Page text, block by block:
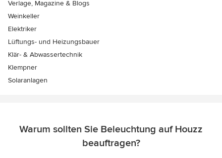
Verlage, Magazine & Blogs
Weinkeller
Elektriker
Lüftungs- und Heizungsbauer
Klär- & Abwassertechnik
Klempner
Solaranlagen
Warum sollten Sie Beleuchtung auf Houzz
beauftragen?